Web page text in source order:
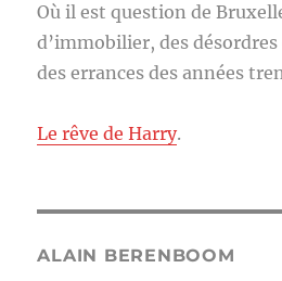
Où il est question de
d’immobilier, des désordres
des errances des années
Le rêve de Harry.
ALAIN BERENBOOM